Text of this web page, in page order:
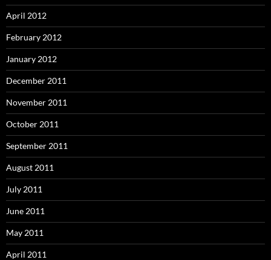
April 2012
February 2012
January 2012
December 2011
November 2011
October 2011
September 2011
August 2011
July 2011
June 2011
May 2011
April 2011